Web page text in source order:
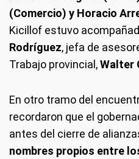
(Comercio) y Horacio
Kicillof estuvo
Rodríguez, jefa de
Trabajo provincial,Walter
En otro tramo del
recordaron que el
antes del cierre de
nombres propios entre